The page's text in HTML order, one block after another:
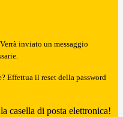
Verrà inviato un messaggio
Effettua il reset della password
casella di posta elettronica!